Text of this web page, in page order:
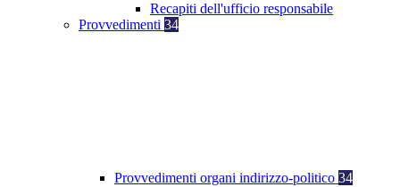
Recapiti dell'ufficio responsabile
Provvedimenti 34
Provvedimenti organi indirizzo-politico 34